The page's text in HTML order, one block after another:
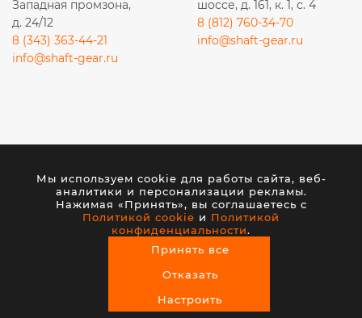
0
Мы используем cookie для работы сайта, веб-
аналитики и персонализации рекламы.
Нажимая «Принять», вы соглашаетесь с
Политикой cookie и Политикой
конфиденциальности.
Принять все
Отказать
Настроить
Западная промзона,
д. 24/12
8 (343) 363-44-21
info@shaft-gear.ru
шоссе, д. 161, к. 1, с. 4
8 (812) 760-34-70
info@shaft-gear.ru
каких условиях не является публичной офертой,
определяемой положениями статьи 437 (2) ГК РФ.
© 2026 ООО «ШАФТ». Все права защищены.